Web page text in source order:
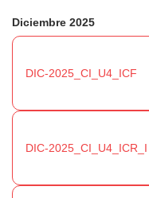
Diciembre 2025
DIC-2025_CI_U4_ICF
DIC-2025_CI_U4_ICR_I